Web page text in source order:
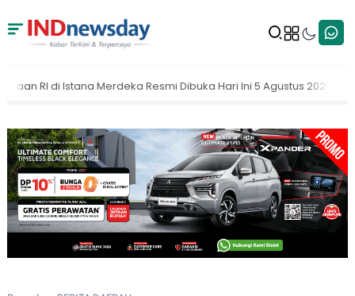
Dibuka Hari Ini 5 Agustus 2026 MAKI Dorong KPK Buka